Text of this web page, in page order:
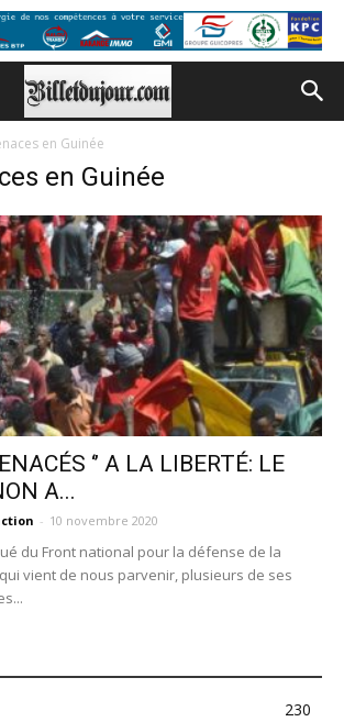
en Guinée
en Guinée
‘’ A LA LIBERTÉ: LE
A...
- 10 novembre 2020
du Front national pour la défense de la
qui vient de nous parvenir, plusieurs de ses
230